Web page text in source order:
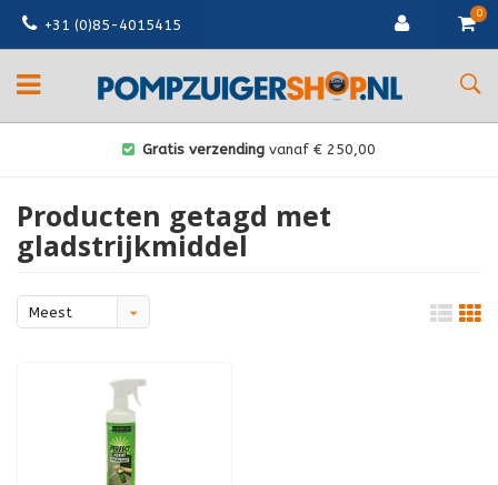
+31 (0)85-4015415
0
Gratis verzending vanaf € 250,00
Producten getagd met
gladstrijkmiddel
Meest